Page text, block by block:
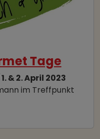
Tage
& 2. April 2023
im Treffpunkt